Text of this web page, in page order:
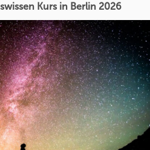
Kurs in Berlin 2026